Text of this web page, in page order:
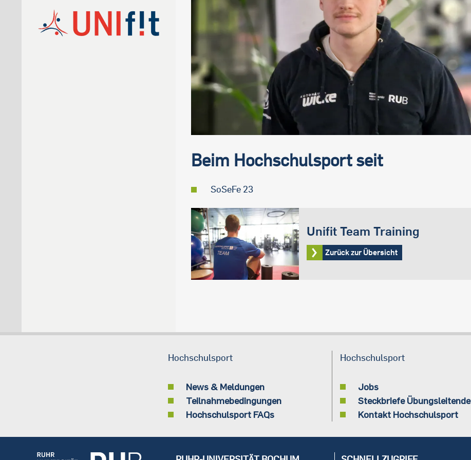
Beim Hochschulsport seit
SoSeFe 23
Unifit Team Training
Zurück zur Übersicht
Hochschulsport
News & Meldungen
Teilnahmebedingungen
Hochschulsport FAQs
Hochschulsport
Jobs
Steckbriefe Übungsleitende
Kontakt Hochschulsport